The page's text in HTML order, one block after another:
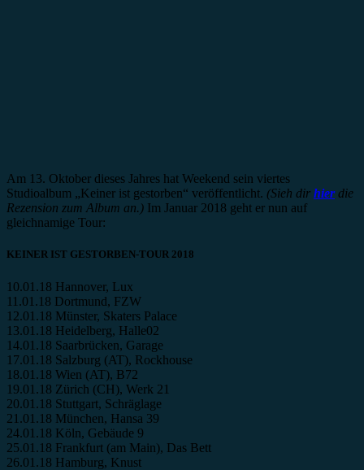
Am 13. Oktober dieses Jahres hat Weekend sein viertes
Studioalbum „Keiner ist gestorben“ veröffentlicht. (Sieh dir hier die
Rezension zum Album an.) Im Januar 2018 geht er nun auf
gleichnamige Tour:
KEINER IST GESTORBEN-TOUR 2018
10.01.18 Hannover, Lux
11.01.18 Dortmund, FZW
12.01.18 Münster, Skaters Palace
13.01.18 Heidelberg, Halle02
14.01.18 Saarbrücken, Garage
17.01.18 Salzburg (AT), Rockhouse
18.01.18 Wien (AT), B72
19.01.18 Zürich (CH), Werk 21
20.01.18 Stuttgart, Schräglage
21.01.18 München, Hansa 39
24.01.18 Köln, Gebäude 9
25.01.18 Frankfurt (am Main), Das Bett
26.01.18 Hamburg, Knust